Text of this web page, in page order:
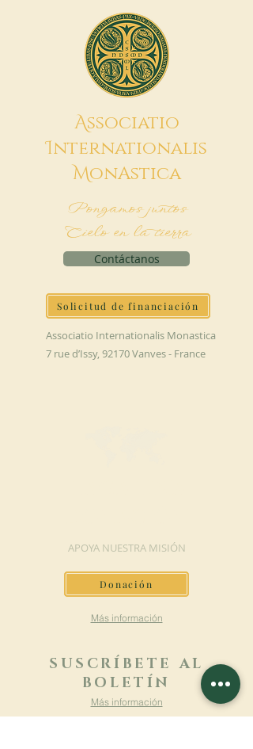
Associatio
Internationalis
MonAstica
Pongamos juntos
Cielo en la tierra
Contáctanos
Solicitud de financiación
Associatio Internationalis Monastica
7 rue d’Issy, 92170 Vanves - France
APOYA NUESTRA MISIÓN
Donación
Más información
SUSCRÍBETE AL
BOLETÍN
Más información